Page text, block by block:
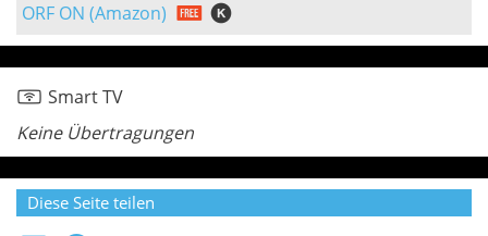
ORF ON (Amazon)
Smart TV
Keine Übertragungen
Diese Seite teilen